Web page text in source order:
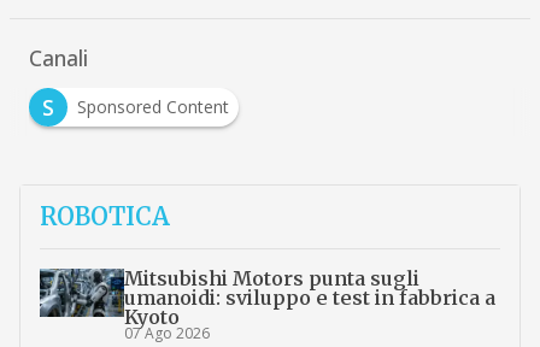
Canali
S
Sponsored Content
ROBOTICA
Mitsubishi Motors punta sugli
umanoidi: sviluppo e test in fabbrica a
Kyoto
07 Ago 2026